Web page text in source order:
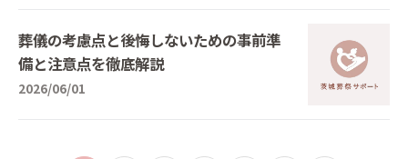
葬儀の考慮点と後悔しないための事前準
備と注意点を徹底解説
2026/06/01